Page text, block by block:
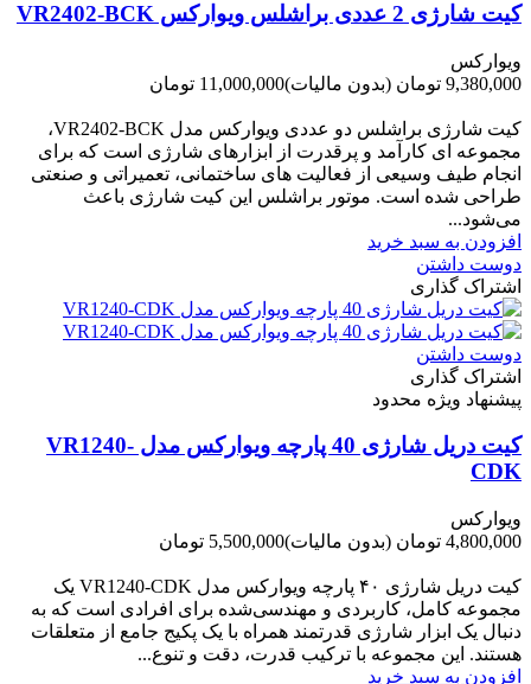
کیت شارژی 2 عددی براشلس ویوارکس VR2402-BCK
ویوارکس
9,380,000 تومان
(بدون مالیات)11,000,000 تومان
کیت شارژی براشلس دو عددی ویوارکس مدل VR2402-BCK،
مجموعه ای کارآمد و پرقدرت از ابزارهای شارژی است که برای
انجام طیف وسیعی از فعالیت های ساختمانی، تعمیراتی و صنعتی
طراحی شده است. موتور براشلس این کیت شارژی باعث
می‌شود...
افزودن به سبد خرید
دوست داشتن
اشتراک گذاری
دوست داشتن
اشتراک گذاری
پیشنهاد ویژه محدود
کیت دریل شارژی 40 پارچه ویوارکس مدل VR1240-
CDK
ویوارکس
4,800,000 تومان
(بدون مالیات)5,500,000 تومان
کیت دریل شارژی ۴۰ پارچه ویوارکس مدل VR1240‑CDK یک
مجموعه کامل، کاربردی و مهندسی‌شده برای افرادی است که به
دنبال یک ابزار شارژی قدرتمند همراه با یک پکیج جامع از متعلقات
هستند. این مجموعه با ترکیب قدرت، دقت و تنوع...
افزودن به سبد خرید